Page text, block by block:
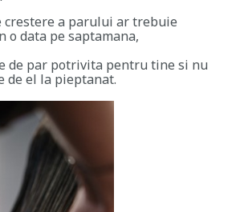
crestere a parului ar trebuie
o data pe saptamana,
de par potrivita pentru tine si nu
de el la pieptanat.